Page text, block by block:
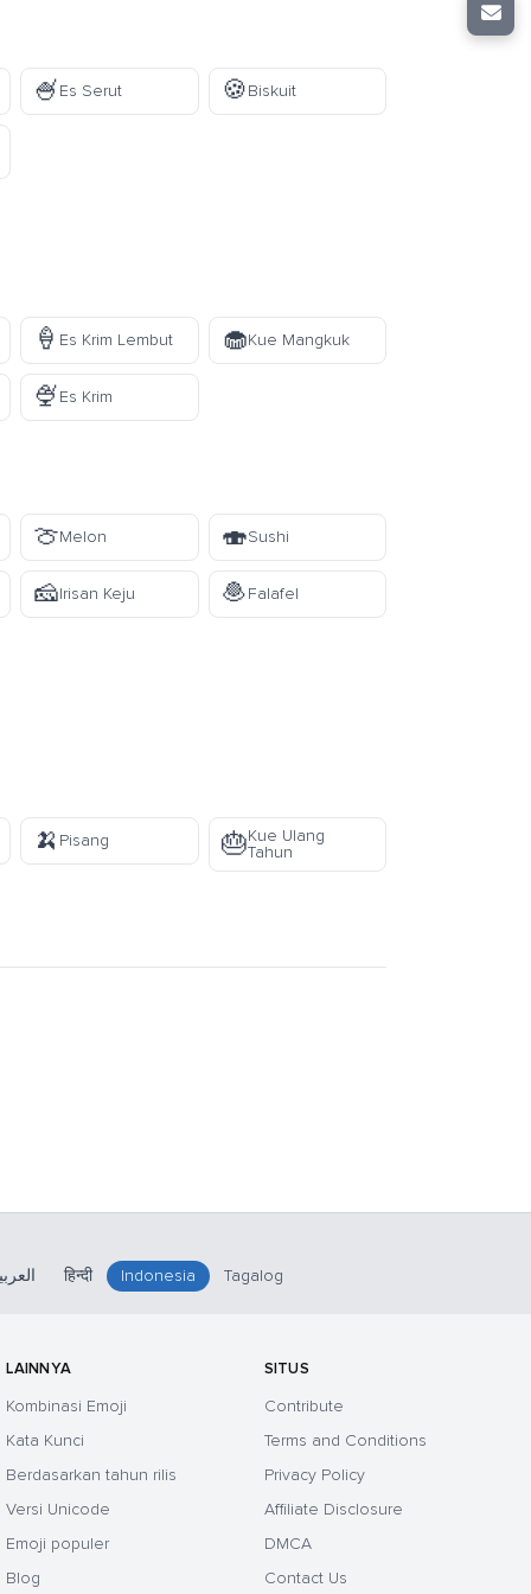
🍧Es Serut 🍪Biskuit
🍦 Es Krim Lembut 🧁Kue Mangkuk
🍨Es Krim
🍈Melon 🍣Sushi
🧀Irisan Keju 🧆Falafel
🍌 Pisang 🎂Kue Ulang
Tahun
हिन्दी Indonesia Tagalog
LAINNYA
Kombinasi Emoji
Kata Kunci
Berdasarkan tahun rilis
Versi Unicode
Emoji populer
Blog
SITUS
Contribute
Terms and Conditions
Privacy Policy
Affiliate Disclosure
DMCA
Contact Us